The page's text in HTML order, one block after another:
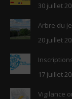
30 juillet
Arbre du
20 juillet
17 juillet
Vigilance